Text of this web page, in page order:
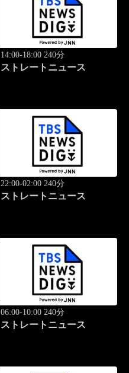
14:00-18:00 240分
ストレートニュース
22:00-02:00 240分
ストレートニュース
06:00-10:00 240分
ストレートニュース